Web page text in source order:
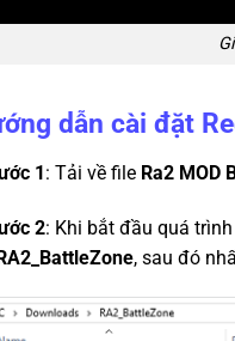
dẫn cài đặt
1: Tải về file Ra2 MOD
2: Khi bắt đầu quá
, sau đó